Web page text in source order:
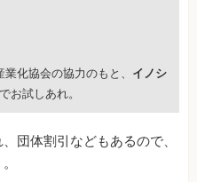
化協会の協力のもと、 イノシ
お試しあれ。
団体割引などもあるので、